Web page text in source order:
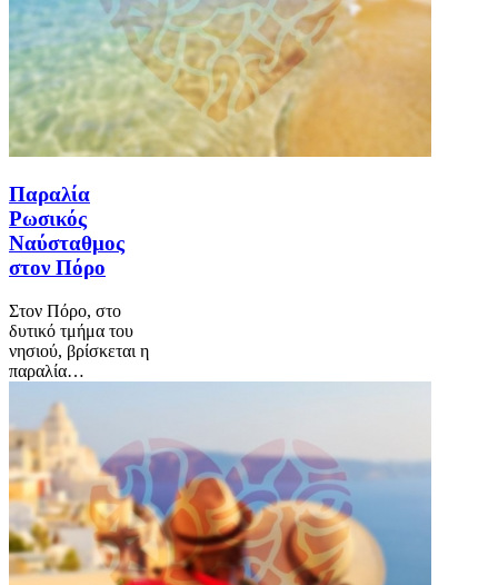
Παραλία
Ρωσικός
Ναύσταθμος
στον Πόρο
Στον Πόρο, στο
δυτικό τμήμα του
νησιού, βρίσκεται η
παραλία…